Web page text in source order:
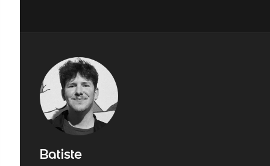
Batiste